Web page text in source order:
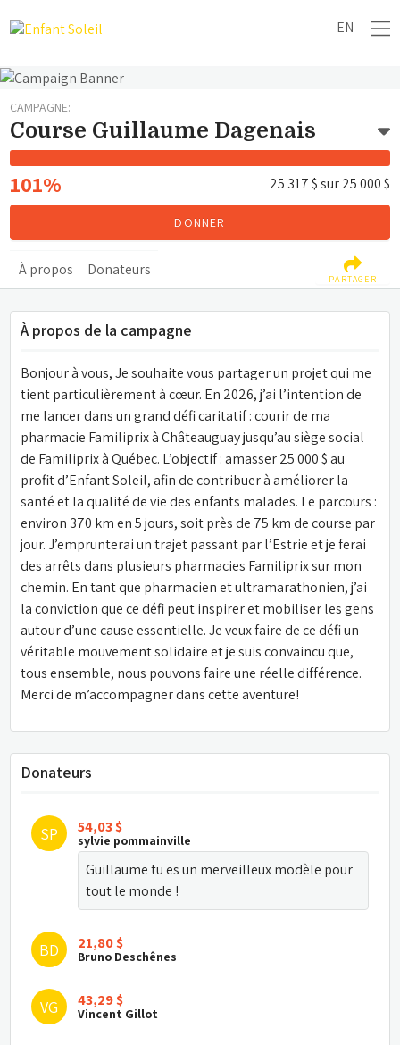
EN
CAMPAGNE:
Course Guillaume Dagenais
101% 25 317 $sur 25 000 $
DONNER
À propos Donateurs PARTAGER
À propos de la campagne
Bonjour à vous, Je souhaite vous partager un projet qui me
tient particulièrement à cœur. En 2026, j’ai l’intention de
me lancer dans un grand défi caritatif : courir de ma
pharmacie Familiprix à Châteauguay jusqu’au siège social
de Familiprix à Québec. L’objectif : amasser 25 000 $ au
profit d’Enfant Soleil, afin de contribuer à améliorer la
santé et la qualité de vie des enfants malades. Le parcours :
environ 370 km en 5 jours, soit près de 75 km de course par
jour. J’emprunterai un trajet passant par l’Estrie et je ferai
des arrêts dans plusieurs pharmacies Familiprix sur mon
chemin. En tant que pharmacien et ultramarathonien, j’ai
la conviction que ce défi peut inspirer et mobiliser les gens
autour d’une cause essentielle. Je veux faire de ce défi un
véritable mouvement solidaire et je suis convaincu que,
tous ensemble, nous pouvons faire une réelle différence.
Merci de m’accompagner dans cette aventure!
Donateurs
SP 54,03 $
sylvie pommainville
Guillaume tu es un merveilleux modèle pour
tout le monde !
BD 21,80 $
Bruno Deschênes
VG 43,29 $
Vincent Gillot